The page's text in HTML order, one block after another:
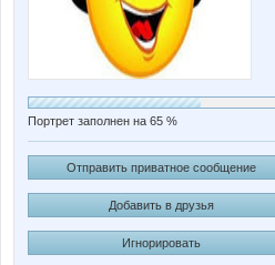
Портрет заполнен на 65 %
Отправить приватное сообщение
Добавить в друзья
Игнорировать